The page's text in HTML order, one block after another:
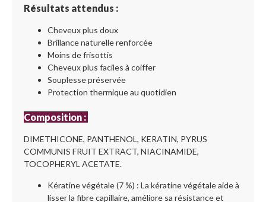
Résultats attendus :
Cheveux plus doux
Brillance naturelle renforcée
Moins de frisottis
Cheveux plus faciles à coiffer
Souplesse préservée
Protection thermique au quotidien
Composition :
DIMETHICONE, PANTHENOL, KERATIN, PYRUS
COMMUNIS FRUIT EXTRACT, NIACINAMIDE,
TOCOPHERYL ACETATE.
Kératine végétale (7 %) : La kératine végétale aide à
lisser la fibre capillaire, améliore sa résistance et